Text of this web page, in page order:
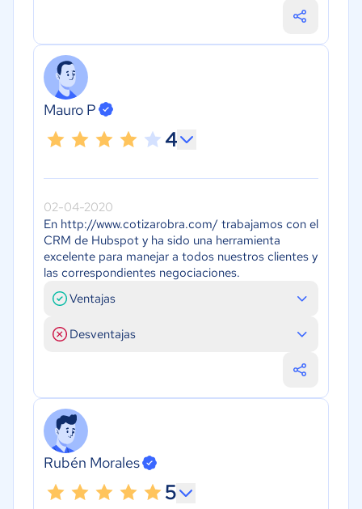
Mauro P
4
02-04-2020
En http://www.cotizarobra.com/ trabajamos con el
CRM de Hubspot y ha sido una herramienta
excelente para manejar a todos nuestros clientes y
las correspondientes negociaciones.
Ventajas
Desventajas
Rubén Morales
5